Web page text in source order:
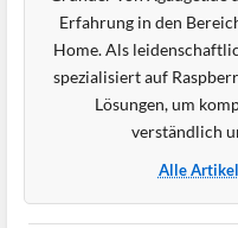
Erfahrung in den
Home. Als
spezialisiert auf
Lösungen, um
verständlich
Alle